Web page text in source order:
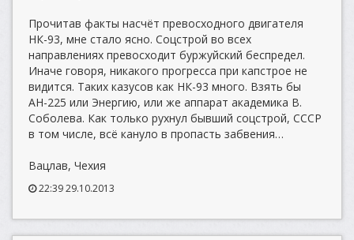
Прочитав факты насчёт превосходного двигателя
НК-93, мне стало ясно. Соцстрой во всех
направлениях превосходит буржуйский беспредел.
Иначе говоря, никакого прогресса при капстрое не
видится. Таких казусов как НК-93 много. Взять бы
АН-225 или Энергию, или же аппарат академика В.
Соболева. Как только рухнул бывший соцстрой, СССР
в том числе, всё кануло в пропасть забвения…
Вацлав, Чехия
22:39 29.10.2013